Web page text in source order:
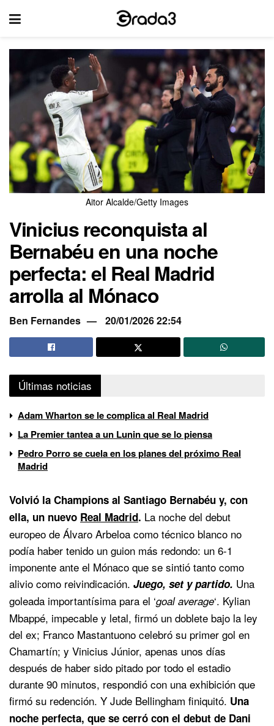
Aitor Alcalde/Getty Images
Vinicius reconquista al
Bernabéu en una noche
perfecta: el Real Madrid
arrolla al Mónaco
Ben Fernandes 20/01/2026 22:54
Últimas noticias
Adam Wharton se le complica al Real Madrid
La Premier tantea a un Lunin que se lo piensa
Pedro Porro se cuela en los planes del próximo Real
Madrid
Volvió la Champions al Santiago Bernabéu y, con
ella, un nuevo Real Madrid. La noche del debut
europeo de Álvaro Arbeloa como técnico blanco no
podía haber tenido un guion más redondo: un 6-1
imponente ante el Mónaco que se sintió tanto como
alivio como reivindicación. Juego, set y partido. Una
goleada importantísima para el ‘goal average‘. Kylian
Mbappé, impecable y letal, firmó un doblete bajo la ley
del ex; Franco Mastantuono celebró su primer gol en
Chamartín; y Vinicius Júnior, apenas unos días
después de haber sido pitado por todo el estadio
durante 90 minutos, respondió con una exhibición que
firmó su redención. Y Jude Bellingham finiquitó. Una
noche perfecta, que se cerró con el debut de Dani